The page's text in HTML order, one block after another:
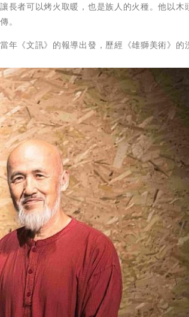
長者可以烤火取暖，也是族人的火種。他以木
。
年《文訊》的報導出發，歷經《雄獅美術》的